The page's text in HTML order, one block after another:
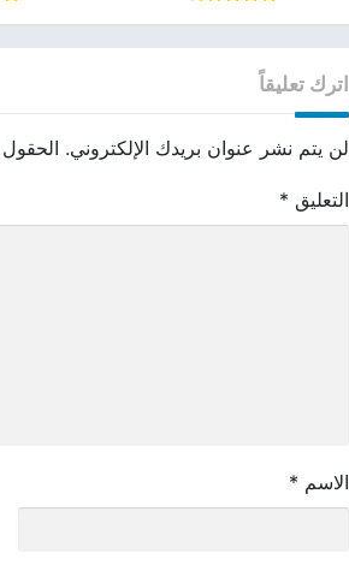
اترك تعليقاً
لن يتم نشر عنوان بريدك الإلكتروني. الحقول
التعليق *
الاسم *